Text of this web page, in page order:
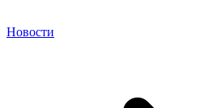
Новости